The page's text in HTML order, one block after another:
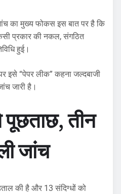
का मुख्य फोकस इस बात पर है कि
प्रकार की नकल, संगठित
हुई।
इसे “पेपर लीक” कहना जल्दबाजी
जारी है।
पूछताछ, तीन
जांच
की है और 13 संदिग्धों को